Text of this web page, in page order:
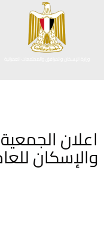
اعلان الجمعية
والإسكان